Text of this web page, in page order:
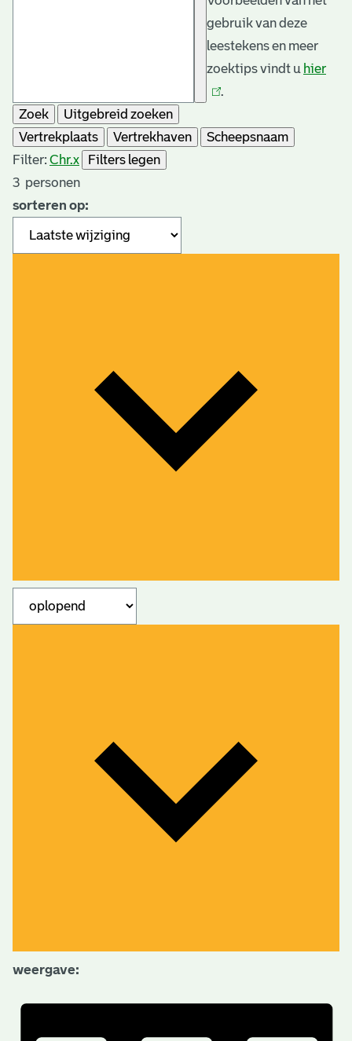
gebruik van deze
leestekens en meer
zoektips vindt u hier
.
Zoek
Uitgebreid zoeken
Vertrekplaats
Vertrekhaven
Scheepsnaam
Filter: Chr.x
Filters legen
3 personen
sorteren op:
weergave: